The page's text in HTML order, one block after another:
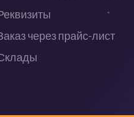
через прайс-лист